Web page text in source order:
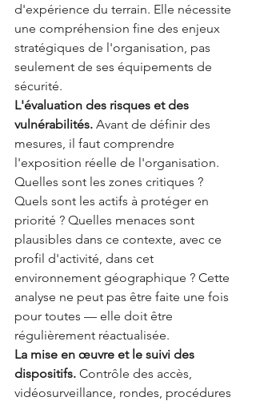
d'expérience du terrain. Elle nécessite
une compréhension fine des enjeux
stratégiques de l'organisation, pas
seulement de ses équipements de
sécurité.
L'évaluation des risques et des
vulnérabilités. Avant de définir des
mesures, il faut comprendre
l'exposition réelle de l'organisation.
Quelles sont les zones critiques ?
Quels sont les actifs à protéger en
priorité ? Quelles menaces sont
plausibles dans ce contexte, avec ce
profil d'activité, dans cet
environnement géographique ? Cette
analyse ne peut pas être faite une fois
pour toutes — elle doit être
régulièrement réactualisée.
La mise en œuvre et le suivi des
dispositifs. Contrôle des accès,
vidéosurveillance, rondes, procédures